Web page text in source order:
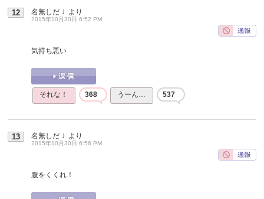
12 名無しだＪ より
2015年10月30日 6:52 PM
気持ち悪い
それな！ 368 うーん… 537
13 名無しだＪ より
2015年10月30日 6:56 PM
腹をくくれ！